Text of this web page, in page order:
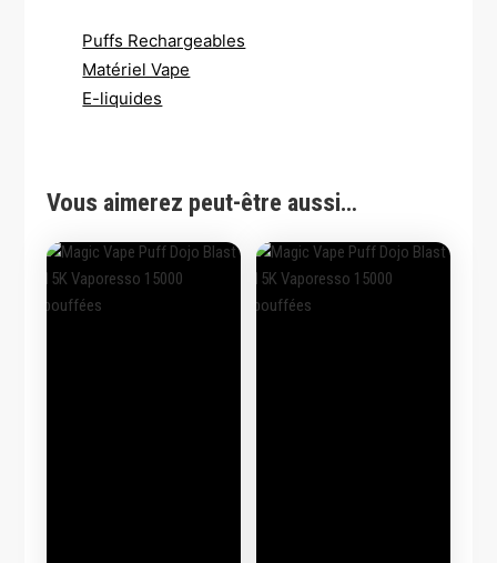
Puffs Rechargeables
Matériel Vape
E-liquides
Vous aimerez peut-être aussi…